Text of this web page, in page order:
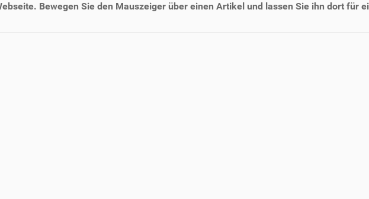
Bewegen Sie den Mauszeiger über einen Artikel und lassen Sie ihn dort für